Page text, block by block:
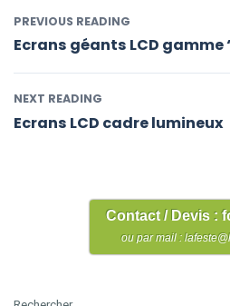
PREVIOUS READING
Ecrans géants LCD gamme
NEXT READING
Ecrans LCD cadre lumineux
Contact / Devis :
ou par mail :